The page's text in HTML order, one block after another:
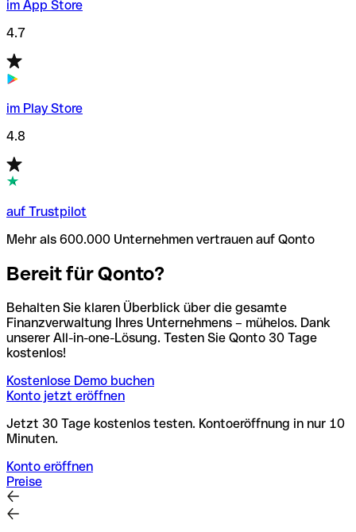
im App Store
4.7
im Play Store
4.8
auf Trustpilot
Mehr als 600.000 Unternehmen vertrauen auf Qonto
Bereit für Qonto?
Behalten Sie klaren Überblick über die gesamte
Finanzverwaltung Ihres Unternehmens – mühelos. Dank
unserer All-in-one-Lösung. Testen Sie Qonto 30 Tage
kostenlos!
Kostenlose Demo buchen
Konto jetzt eröffnen
Jetzt 30 Tage kostenlos testen. Kontoeröffnung in nur 10
Minuten.
Konto eröffnen
Preise